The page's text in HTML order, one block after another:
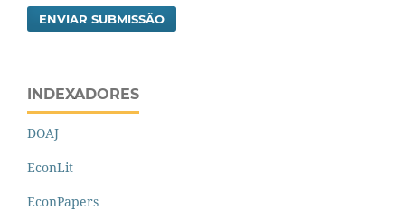
ENVIAR SUBMISSÃO
INDEXADORES
DOAJ
EconLit
EconPapers